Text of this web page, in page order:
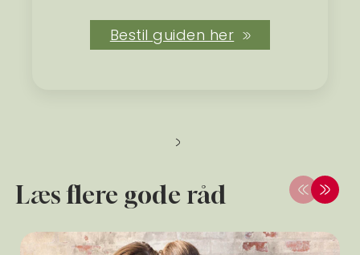
Bestil guiden her
Læs flere gode råd